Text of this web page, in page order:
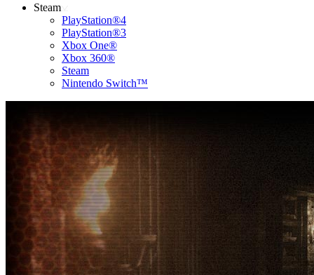
Steam
PlayStation®4
PlayStation®3
Xbox One®
Xbox 360®
Steam
Nintendo Switch™